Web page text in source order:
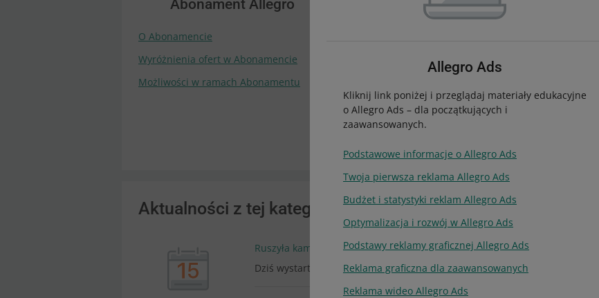
Abonament Allegro
O Abonamencie
Wyróżnienia ofert w Abonamencie
Możliwości w ramach Abonamentu
Kampanie i programy
Allegro Ceny
Gwarancja najniższej ceny
Aktualności z tej kategorii
Ruszyła kampania Back to school 2026!
Dziś wystartowała kampania Back to school 2026. Wciąż możesz zgłaszać
Allegro Ads
Kliknij link poniżej i przeglądaj materiały edukacyjne
o Allegro Ads – dla początkujących i
zaawansowanych.
Podstawowe informacje o Allegro Ads
Twoja pierwsza reklama Allegro Ads
Budżet i statystyki reklam Allegro Ads
Optymalizacja i rozwój w Allegro Ads
Podstawy reklamy graficznej Allegro Ads
Reklama graficzna dla zaawansowanych
Reklama wideo Allegro Ads